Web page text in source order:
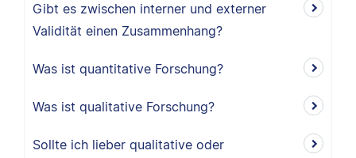
Gibt es zwischen interner und externer
Validität einen Zusammenhang?
Was ist quantitative Forschung?
Was ist qualitative Forschung?
Sollte ich lieber qualitative oder